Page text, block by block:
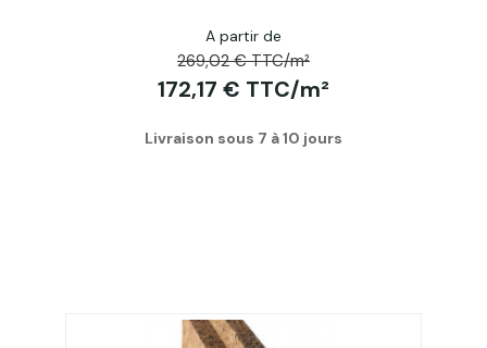
A partir de
269,02 € TTC/m²
172,17 € TTC/m²
Livraison sous 7 à 10 jours